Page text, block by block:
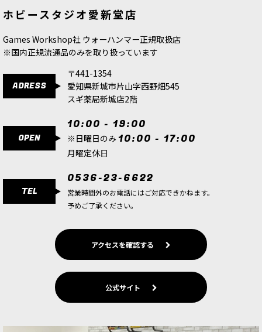
(ベース色) [77131]
ド(シェード色)
ホビースタジオ愛新堂店
Games Workshop社 ウォーハンマー正規取扱店
※国内正規流通品のみを取り扱っています
ADRESS
〒441-1354
愛知県新城市片山字西野畑545
スギ薬局新城店2階
OPEN
10:00 - 19:00
※日曜日のみ 10:00 - 17:00
月曜定休日
TEL
0536-23-6622
営業時間外のお電話にはご対応できかねます。
予めご了承ください。
アクセスを確認する
公式サイト